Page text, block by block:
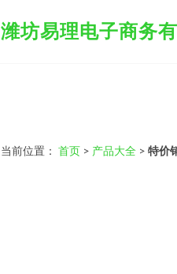
潍坊易理电子商务
当前位置： 首页 > 产品大全 > 特价